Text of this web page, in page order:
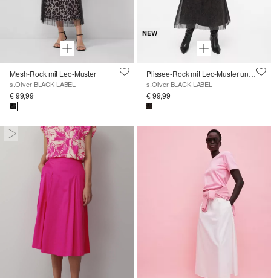
Mesh-Rock mit Leo-Muster
s.Oliver BLACK LABEL
€ 99,99
NEW
Plissee-Rock mit Leo-Muster und Elastikbund
s.Oliver BLACK LABEL
€ 99,99
Paused • Muted